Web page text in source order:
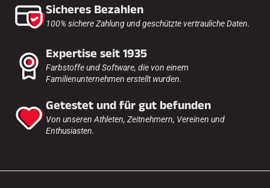
Sicheres Bezahlen
100% sichere Zahlung und geschützte vertrauliche Daten.
Expertise seit 1935
Farbstoffe und Software, die von einem
Familienunternehmen erstellt wurden.
Getestet und für gut befunden
Von unseren Athleten, Zeitnehmern, Vereinen und
Enthusiasten.